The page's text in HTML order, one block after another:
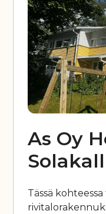
As Oy
Tässä